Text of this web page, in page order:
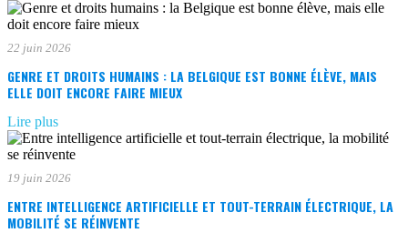
22 juin 2026
GENRE ET DROITS HUMAINS : LA BELGIQUE EST BONNE ÉLÈVE, MAIS
ELLE DOIT ENCORE FAIRE MIEUX
Lire plus
19 juin 2026
ENTRE INTELLIGENCE ARTIFICIELLE ET TOUT-TERRAIN ÉLECTRIQUE, LA
MOBILITÉ SE RÉINVENTE